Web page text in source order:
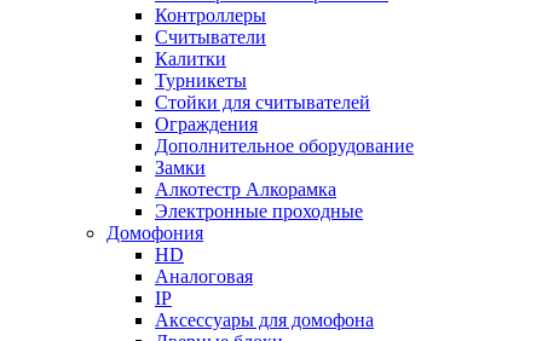
Контроллеры
Считыватели
Калитки
Турникеты
Стойки для считывателей
Ограждения
Дополнительное оборудование
Замки
Алкотестр Алкорамка
Электронные проходные
Домофония
HD
Аналоговая
IP
Аксессуары для домофона